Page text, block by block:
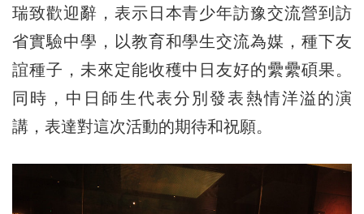
瑞致歡迎辭，表示日本青少年訪豫交流營到訪
省實驗中學，以教育和學生交流為媒，種下友
誼種子，未來定能收穫中日友好的纍纍碩果。
同時，中日師生代表分別發表熱情洋溢的演
講，表達對這次活動的期待和祝願。